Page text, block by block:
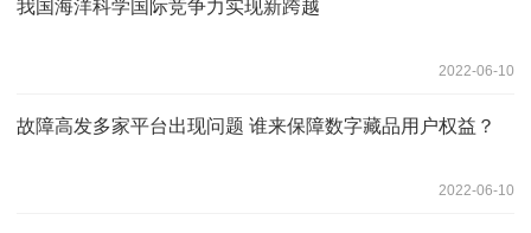
我国海洋科学国际竞争力实现新跨越
2022-06-10
故障高发多家平台出现问题 谁来保障数字藏品用户权益？
2022-06-10